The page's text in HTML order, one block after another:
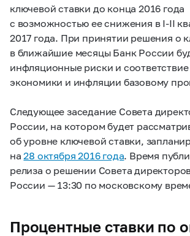
ключевой ставки до конца 2016 года
с возможностью ее снижения в I-II
2017 года. При принятии решения о
в ближайшие месяцы Банк России
инфляционные риски и
экономики и инфляции базовому
Следующее заседание Совета
России, на котором будет
об уровне ключевой ставки,
на28 октября 2016 года. Время
релиза о решении Совета
России — 13:30 по московскому
Процентные ставки по